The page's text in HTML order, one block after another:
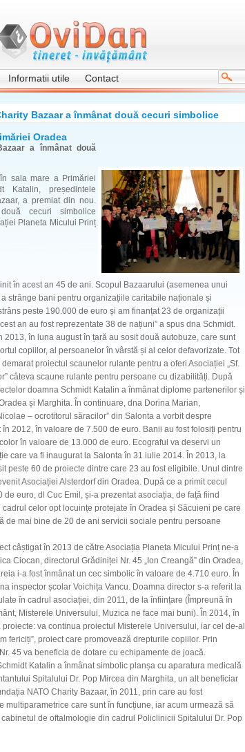
Informatii utile Contact
Bazaar a înmânat două cecuri simbolice
Oradea
a înmânat două
sala mare a Primăriei
Katalin, președintele
a premiat din nou.
cecuri simbolice
Planeta Micului Prinț
în acest an 45 de ani. Scopul Bazaarului (asemenea unui
strânge bani pentru organizațiile caritabile naționale și
peste 190.000 de euro și am finanțat 23 de organizații
an au fost reprezentate 38 de națiuni” a spus dna Schmidt.
2013, în luna august în țară au sosit două autobuze, care sunt
copiilor, al persoanelor în vârstă și al celor defavorizate. Tot
proiectul scaunelor rulante pentru a oferi Asociației „Sf.
câteva scaune rulante pentru persoane cu dizabilități. După
doamna Schmidt Katalin a înmânat diplome partenerilor și
și Marghita. În continuare, dna Dorina Marian,
– ocrotitorul săracilor” din Salonta a vorbit despre
2012, în valoare de 7.500 de euro. Banii au fost folosiți pentru
în valoare de 13.000 de euro. Ecograful va deservi un
care va fi inaugurat la Salonta în 31 iulie 2014. În 2013, la
peste 60 de proiecte dintre care 23 au fost eligibile. Unul dintre
Asociației Alsterdorf din Oradea. După ce a primit cecul
euro, dl Cuc Emil, și-a prezentat asociația, de față fiind
celor opt locuințe protejate în Oradea și Săcuieni pe care
de mai bine de 20 de ani servicii sociale pentru persoane
câștigat în 2013 de către Asociația Planeta Micului Prinț ne-a
Ciocan, directorul Grădiniței Nr. 45 „Ion Creangă” din Oradea,
i-a fost înmânat un cec simbolic în valoare de 4.710 euro. În
inspector școlar Voichița Vancu. Doamna director s-a referit la
în cadrul asociației, din 2011, de la înființare (Împreună în
Misterele Universului, Muzica ne face mai buni). În 2014, în
va continua proiectul Misterele Universului, iar cel de-al
fericiți”, proiect care promovează drepturile copiilor. Prin
45 va beneficia de dotare cu echipamente de joacă.
Katalin a înmânat simbolic planșa cu aparatura medicală
Spitalului Dr. Pop Mircea din Marghita, un alt beneficiar
NATO Charity Bazaar, în 2011, prin care au fost
multiparametrice care sunt în funcțiune, iar acum urmează să
de oftalmologie din cadrul Policlinicii Spitalului Dr. Pop